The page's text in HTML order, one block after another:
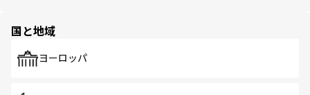
で、ホーカーズは地元の風情を楽しめる外せないスポット
国と地域
ヨーロッパ